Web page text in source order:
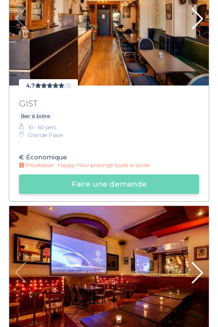
4,7 (3)
GIST
Bar à bière
10 - 60 pers.
Grande Place
€ Économique
Privateaser : Happy Hour prolongé toute la soirée
Faire une demande